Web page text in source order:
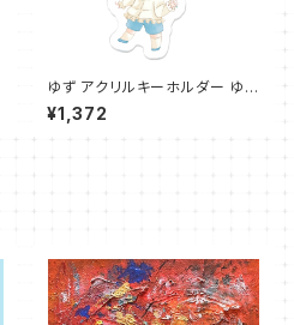
ゆず アクリルキーホルダー ゆめ
のまほう
¥1,372